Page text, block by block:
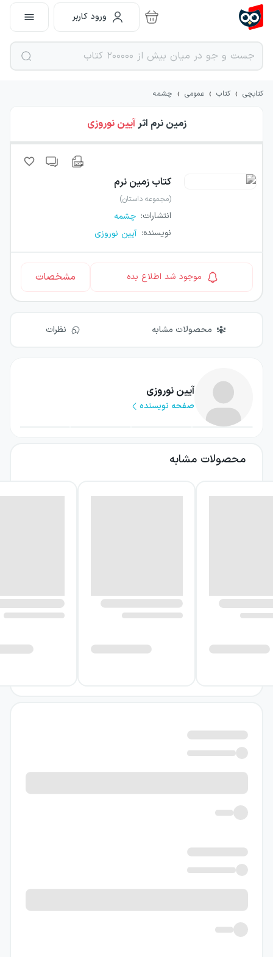
ورود کاربر
کتابچی › کتاب › عمومی › چشمه
زمین نرم اثرآیین نوروزی
کتاب زمین نرم
(مجموعه داستان)
انتشارات: چشمه
نویسنده: آیین نوروزی
موجود شد اطلاع بده مشخصات
محصولات مشابه نظرات
آیین نوروزی
صفحه نویسنده
محصولات مشابه